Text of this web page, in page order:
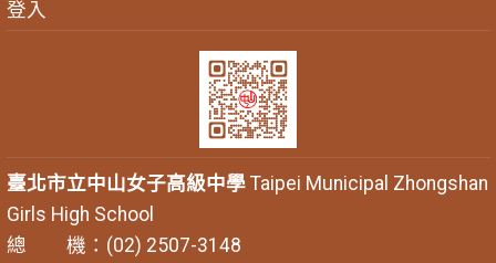
登入
臺北市立中山女子高級中學Taipei Municipal Zhongshan
Girls High School
總 機：(02) 2507-3148